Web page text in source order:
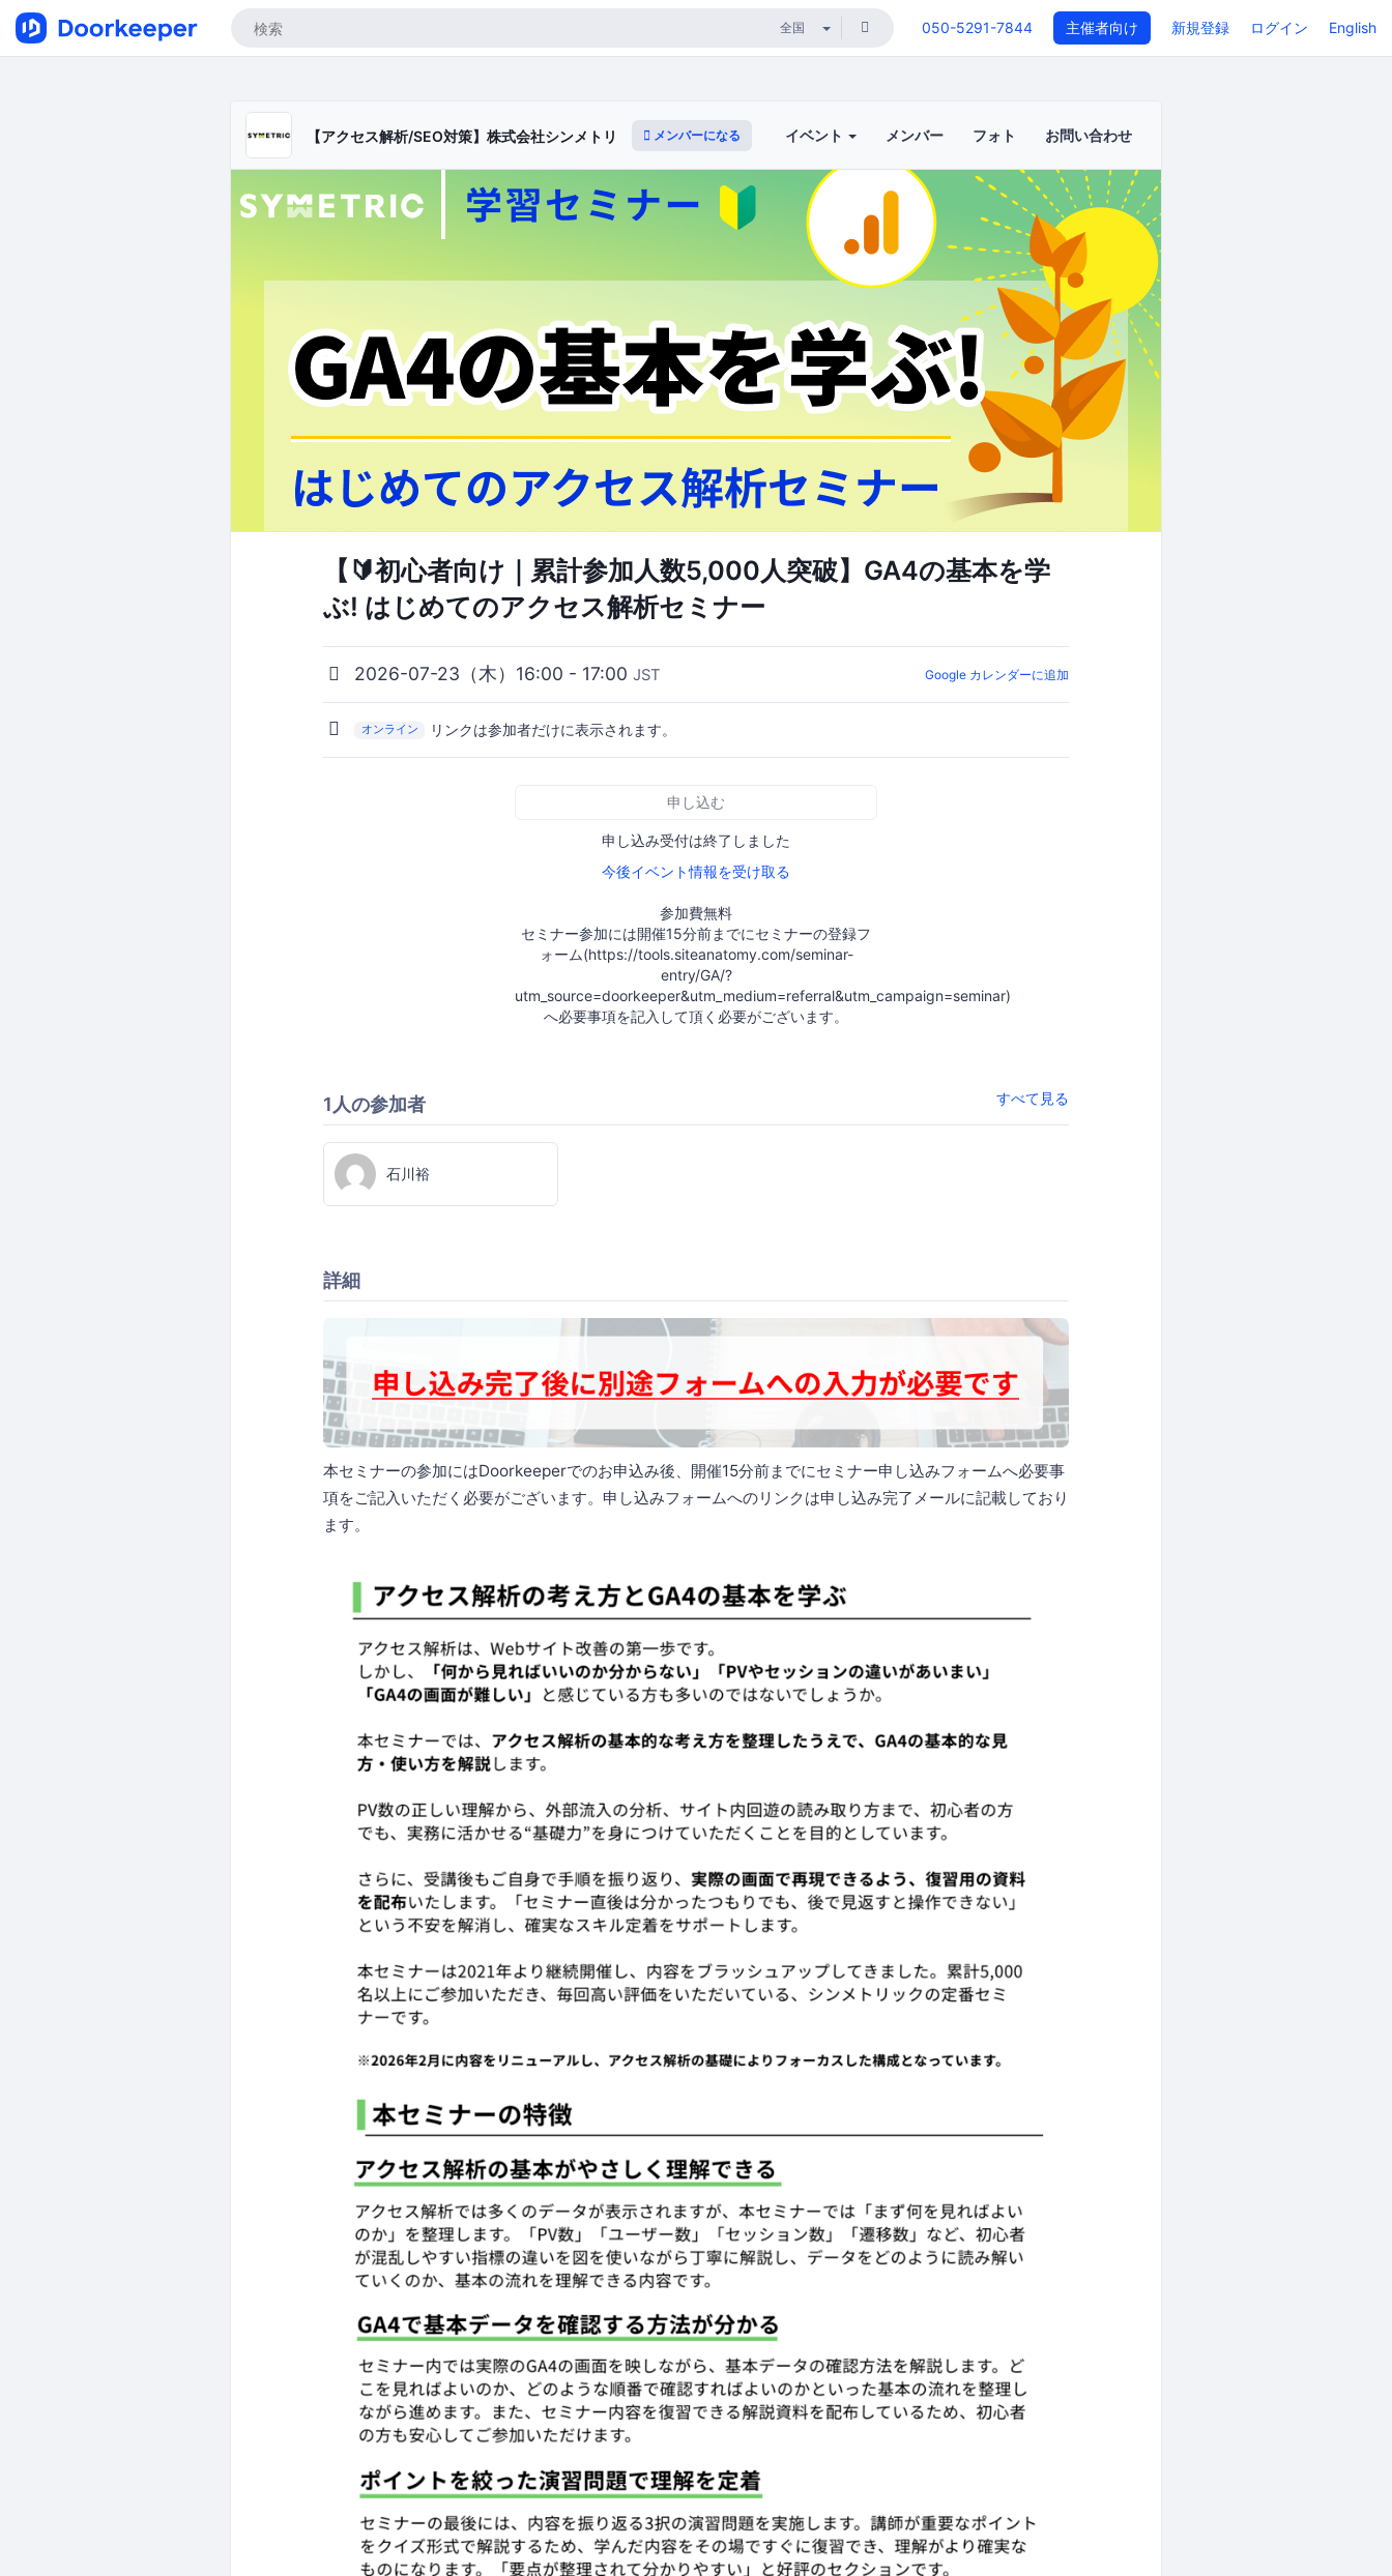
050-5291-7844 主催者向け 新規登録 ログイン English
【アクセス解析/SEO対策】株式会社シンメトリック メンバーになる イベント メンバー フォト お問い合わせ
【🔰初心者向け｜累計参加人数5,000人突破】GA4の基本を学
ぶ! はじめてのアクセス解析セミナー
2026-07-23（木）16:00 - 17:00 JST Google カレンダーに追加
オンライン リンクは参加者だけに表示されます。
申し込む
申し込み受付は終了しました
今後イベント情報を受け取る
参加費無料
セミナー参加には開催15分前までにセミナーの登録フ
ォーム(https://tools.siteanatomy.com/seminar-
entry/GA/?
utm_source=doorkeeper&utm_medium=referral&utm_campaign=seminar)
へ必要事項を記入して頂く必要がございます。
1人の参加者 すべて見る
石川裕
詳細
本セミナーの参加にはDoorkeeperでのお申込み後、開催15分前までにセミナー申し込みフォームへ必要事
項をご記入いただく必要がございます。申し込みフォームへのリンクは申し込み完了メールに記載しており
ます。